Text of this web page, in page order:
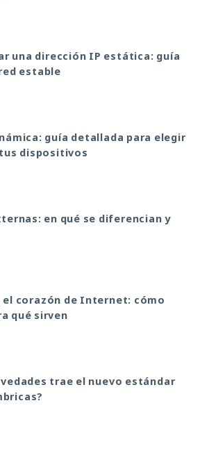
una dirección IP estática: guía
estable
guía detallada para elegir
dispositivos
en qué se diferencian y
el corazón de Internet: cómo
qué sirven
trae el nuevo estándar